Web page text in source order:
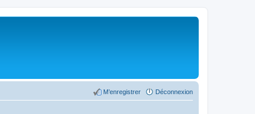
Déconnexion
M’enregistrer